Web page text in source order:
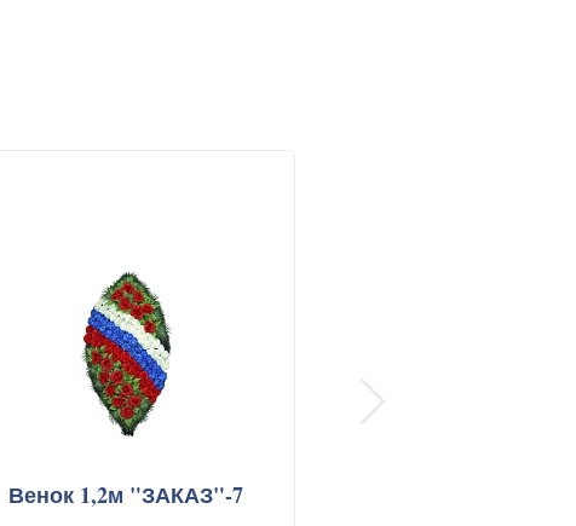
Венок 1,2м "ЗАКАЗ"-7